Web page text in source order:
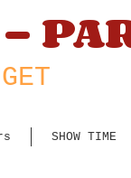
SHOW TIME